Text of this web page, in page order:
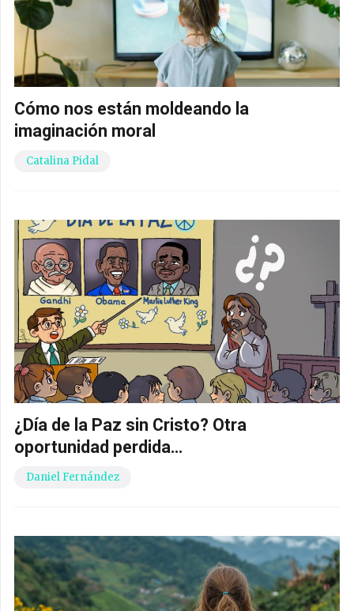
Cómo nos están moldeando la
imaginación moral
Catalina Pidal
¿Día de la Paz sin Cristo? Otra
oportunidad perdida…
Daniel Fernández